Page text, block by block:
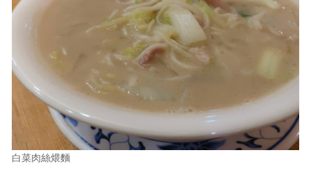
白菜肉絲煨麵